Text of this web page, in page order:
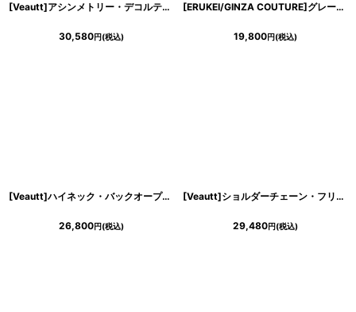
[Veautt]アシンメトリー・デコルテカット・ビジューチェーン・シアー・タイトミディアムドレス《送料＆代引き手数料無料》
30,580円(税込)
[ERUKEI/GINZA COUTURE]グレー・半袖・フラワープリント・総レース・Aライン・ミディアムドレス・ワンピース[送料無料]
19,800円(税込)
[Veautt]ハイネック・バックオープン・リボン・ウエストマーク・タイト・ミディアムドレス《送料＆代引き手数料無料》
26,800円(税込)
[Veautt]ショルダーチェーン・フリル・タック・タイト・ミディアムドレス《送料＆代引き手数料無料》
29,480円(税込)